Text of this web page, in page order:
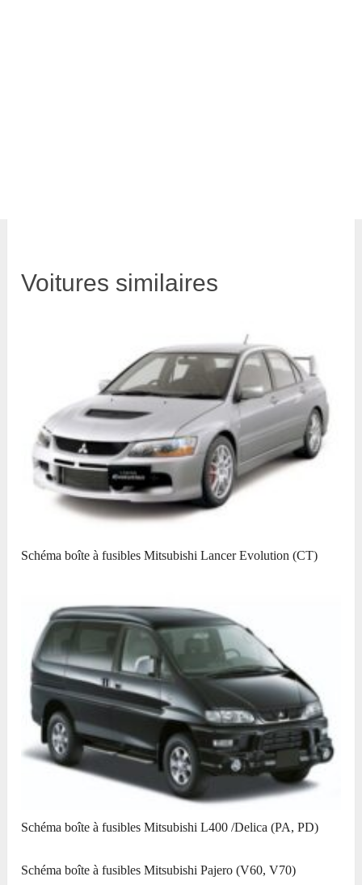
Voitures similaires
Schéma boîte à fusibles Mitsubishi Lancer Evolution (CT)
Schéma boîte à fusibles Mitsubishi L400 /Delica (PA, PD)
Schéma boîte à fusibles Mitsubishi Pajero (V60, V70)